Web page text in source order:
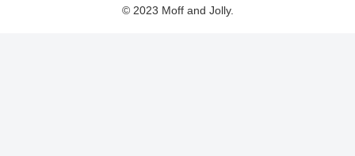
© 2023 Moff and Jolly.